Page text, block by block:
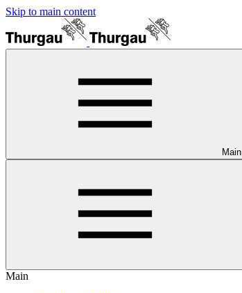
Skip to main content
Main